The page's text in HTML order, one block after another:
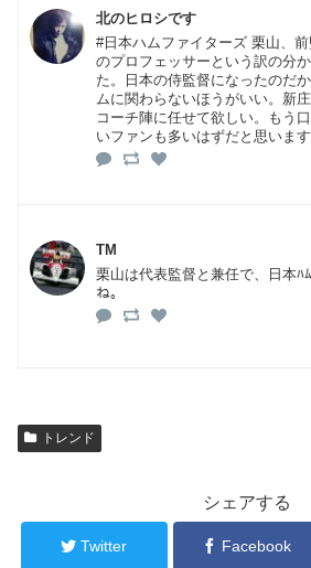
北のヒロシです
#日本ハムファイターズ 栗山、
のプロフェッサーという訳の分
た。日本の侍監督になったのだ
ムに関わらないほうがいい。新
コーチ陣に任せて欲しい。もう
いファンも多いはずだと思います
TM
栗山は代表監督と兼任で、日本ﾊ
ね。
トレンド
シェアする
Twitter Facebook